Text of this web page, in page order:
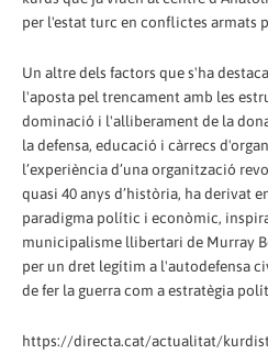
per l'estat turc en conflictes armats
Un altre dels factors que s'ha
l'aposta pel trencament amb les
dominació i l'alliberament de la
la defensa, educació i càrrecs
l’experiència d’una organització
quasi 40 anys d’història, ha derivat
paradigma polític i econòmic,
municipalisme llibertari de Murray
per un dret legítim a l'autodefensa
de fer la guerra com a estratègia
https://directa.cat/actualitat/